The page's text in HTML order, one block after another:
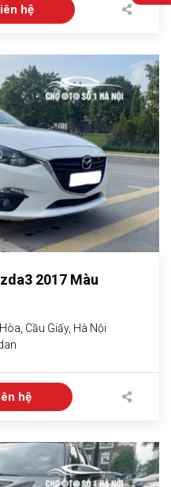
hệ
2017 Màu
Cầu Giấy, Hà Nội
hệ